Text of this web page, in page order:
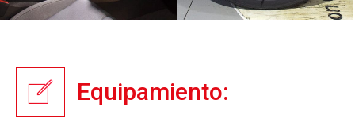
Equipamiento: